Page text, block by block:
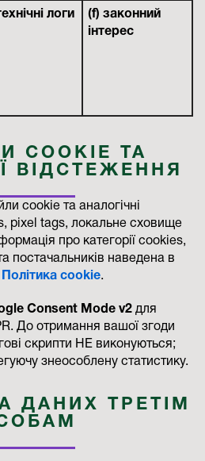
логи
(f) законний
інтерес
COOKIE ТА
ВІДСТЕЖЕННЯ
cookie та аналогічні
pixel tags, локальне сховище
про категорії cookies,
постачальників наведена в
Політика cookie.
Consent Mode v2 для
До отримання вашої згоди
скрипти НЕ виконуються;
знеособлену статистику.
ДАНИХ ТРЕТІМ